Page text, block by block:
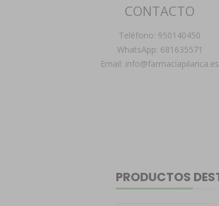
CONTACTO
Teléfono: 950140450
WhatsApp: 681635571
Email: info@farmaciapilarica.es